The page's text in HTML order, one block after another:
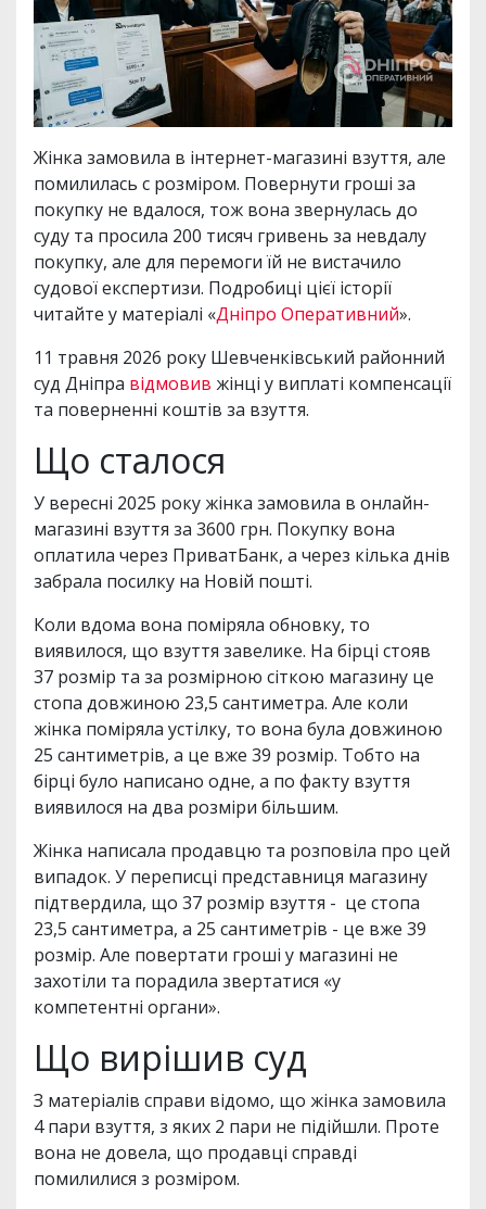
Жінка замовила в інтернет-магазині взуття, але
помилилась с розміром. Повернути гроші за
покупку не вдалося, тож вона звернулась до
суду та просила 200 тисяч гривень за невдалу
покупку, але для перемоги їй не вистачило
судової експертизи. Подробиці цієї історії
читайте у матеріалі «Дніпро Оперативний».
11 травня 2026 року Шевченківський районний
суд Дніпра відмовив жінці у виплаті компенсації
та поверненні коштів за взуття.
Що сталося
У вересні 2025 року жінка замовила в онлайн-
магазині взуття за 3600 грн. Покупку вона
оплатила через ПриватБанк, а через кілька днів
забрала посилку на Новій пошті.
Коли вдома вона поміряла обновку, то
виявилося, що взуття завелике. На бірці стояв
37 розмір та за розмірною сіткою магазину це
стопа довжиною 23,5 сантиметра. Але коли
жінка поміряла устілку, то вона була довжиною
25 сантиметрів, а це вже 39 розмір. Тобто на
бірці було написано одне, а по факту взуття
виявилося на два розміри більшим.
Жінка написала продавцю та розповіла про цей
випадок. У переписці представниця магазину
підтвердила, що 37 розмір взуття - це стопа
23,5 сантиметра, а 25 сантиметрів - це вже 39
розмір. Але повертати гроші у магазині не
захотіли та порадила звертатися «у
компетентні органи».
Що вирішив суд
З матеріалів справи відомо, що жінка замовила
4 пари взуття, з яких 2 пари не підійшли. Проте
вона не довела, що продавці справді
помилилися з розміром.